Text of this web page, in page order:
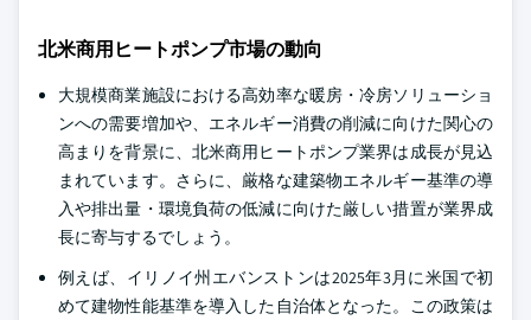
北米商用ヒートポンプ市場の動向
大規模商業施設における高効率な暖房・冷房ソリューショ
ンへの需要増加や、エネルギー消費の削減に向けた関心の
高まりを背景に、北米商用ヒートポンプ業界は成長が見込
まれています。さらに、厳格な建築物エネルギー基準の導
入や排出量・環境負荷の低減に向けた厳しい措置が業界成
長に寄与するでしょう。
例えば、イリノイ州エバンストンは2025年3月に米国で初
めて建物性能基準を導入した自治体となった。この政策は